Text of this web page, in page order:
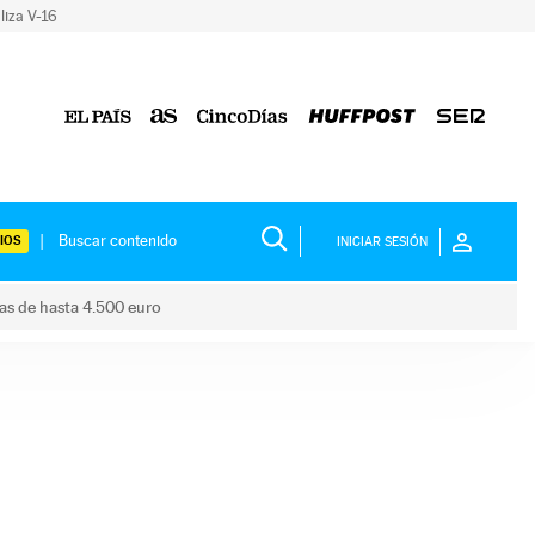
V-16
INICIAR SESIÓN
de hasta 4.500 euro